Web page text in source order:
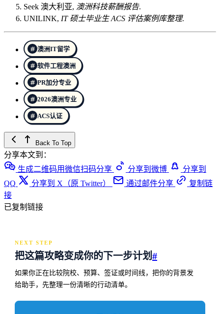
Seek 澳大利亚, 澳洲科技薪酬报告.
UNILINK, IT 硕士毕业生 ACS 评估案例库整理.
澳洲IT留学
软件工程澳洲
PR加分专业
2026澳洲专业
ACS认证
Back To Top
分享本文到：
生成二维码用微信扫码分享
分享到微博
分享到
QQ
分享到 X（原 Twitter） 通过邮件分享
复制链
接
已复制链接
NEXT STEP
把这篇攻略变成你的下一步计划#
如果你正在比较院校、预算、签证或时间线，把你的背景发
给助手，先整理一份清晰的行动清单。